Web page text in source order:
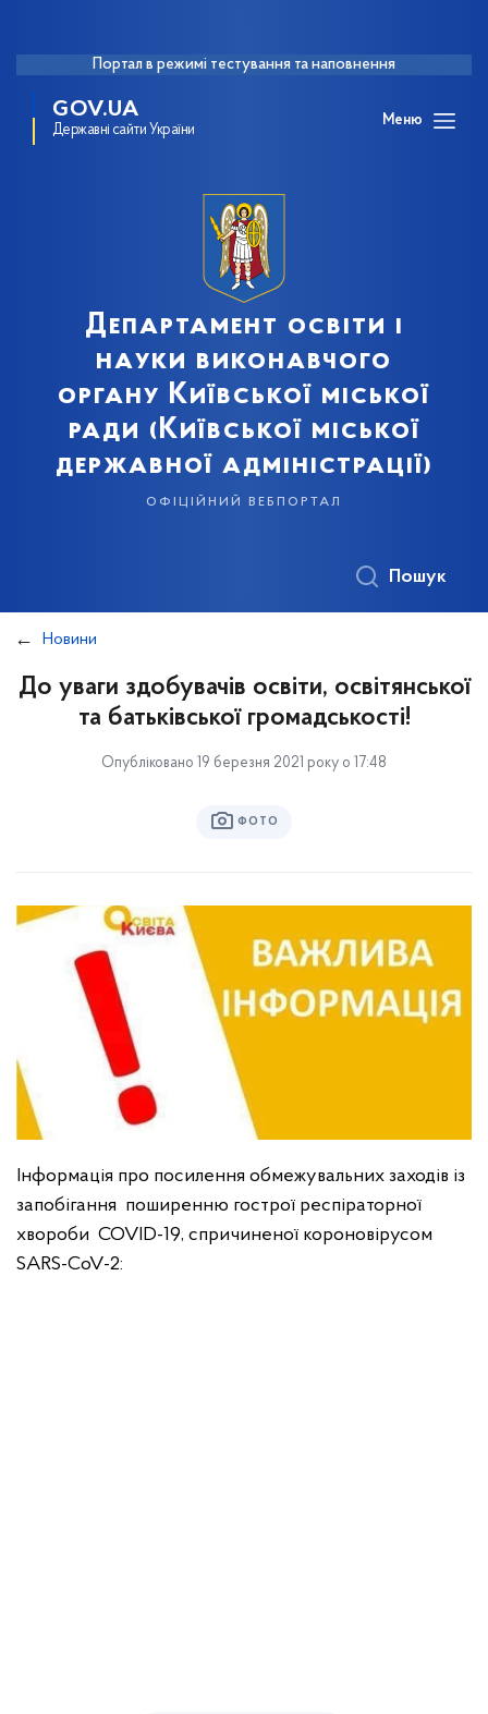
Портал в режимі тестування та наповнення
GOV.UA
Державні сайти України
Меню
Департамент освіти і
науки виконавчого
органу Київської міської
ради (Київської міської
державної адміністрації)
офіційний вебпортал
Пошук
Новини
До уваги здобувачів освіти, освітянської
та батьківської громадськості!
Опубліковано 19 березня 2021 року о 17:48
ФОТО
Інформація про посилення обмежувальних заходів із
запобігання поширенню гострої респіраторної
хвороби COVID-19, спричиненої короновірусом
SARS-CoV-2: